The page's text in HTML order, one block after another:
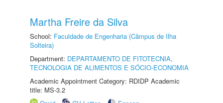
Martha Freire da Silva
School: Faculdade de Engenharia (Câmpus de Ilha
Solteira)
Department: DEPARTAMENTO DE FITOTECNIA,
TECNOLOGIA DE ALIMENTOS E SÓCIO-ECONOMIA
Academic Appointment Category: RDIDP Academic
title: MS-3.2